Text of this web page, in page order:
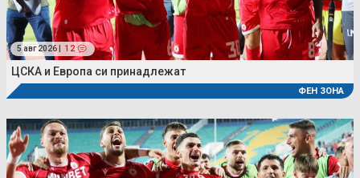
5 авг 2026 | 12
ЦСКА и Европа си принадлежат
ФЕН ЗОНА